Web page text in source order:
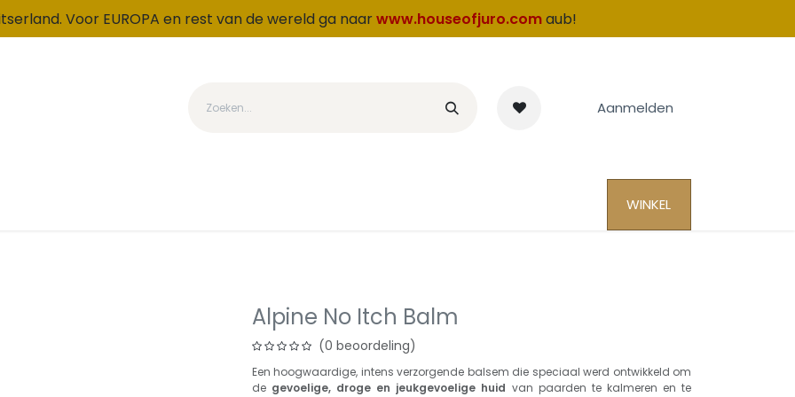
Voor EUROPA en rest van de wereld ga naarwww.houseofjuro.comaub!
Aanmelden
WINKEL
Alpine No Itch Balm
(0 beoordeling)
Een hoogwaardige, intens verzorgende balsem die speciaal werd ontwikkeld om
de gevoelige, droge en jeukgevoelige huid van paarden te kalmeren en te